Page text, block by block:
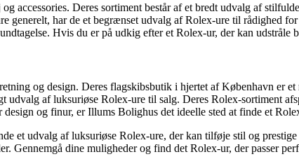
accessories. Deres sortiment består af et bredt udvalg af
generelt, har de et begrænset udvalg af Rolex-ure til rådighed
Hvis du er på udkig efter et Rolex-ur, der kan udstråle
og design. Deres flagskibsbutik i hjertet af København er
udvalg af luksuriøse Rolex-ure til salg. Deres Rolex-sortiment
og finur, er Illums Bolighus det ideelle sted at finde et
et udvalg af luksuriøse Rolex-ure, der kan tilføje stil og
Gennemgå dine muligheder og find det Rolex-ur, der passer